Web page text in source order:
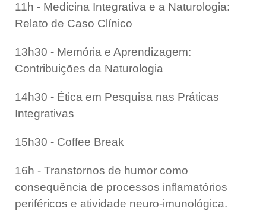
11h - Medicina Integrativa e a Naturologia:
Relato de Caso Clínico
13h30 - Memória e Aprendizagem:
Contribuições da Naturologia
14h30 - Ética em Pesquisa nas Práticas
Integrativas
15h30 - Coffee Break
16h - Transtornos de humor como
consequência de processos inflamatórios
periféricos e atividade neuro-imunológica.